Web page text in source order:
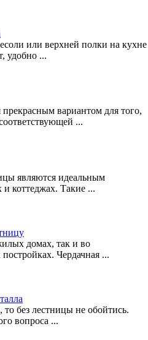
или верхней полки на кухне
удобно ...
вариантом для того,
...
являются идеальным
коттеджах. Такие ...
домах, так и во
Чердачная ...
без лестницы не обойтись.
вопроса ...